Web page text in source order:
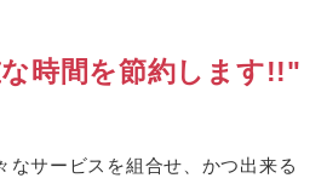
時間を節約します!!"
サービスを組合せ、かつ出来る